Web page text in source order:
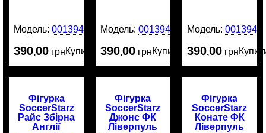
Модель:0013949
390,00 грнКупити
Модель:0013946
390,00 грнКупити
Модель: 0013945
390,00 грн
Фігурка
SoccerStarz
Райс Збірна
Англії
Фігурка
SoccerStarz
Джонс ФК
Ліверпуль
Фігурка
SoccerStarz
Конате ФК
Ліверпуль